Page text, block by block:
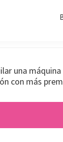
una
con más